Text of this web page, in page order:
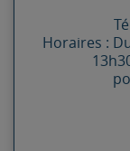
Horaires :